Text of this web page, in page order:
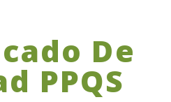
De
PPQS